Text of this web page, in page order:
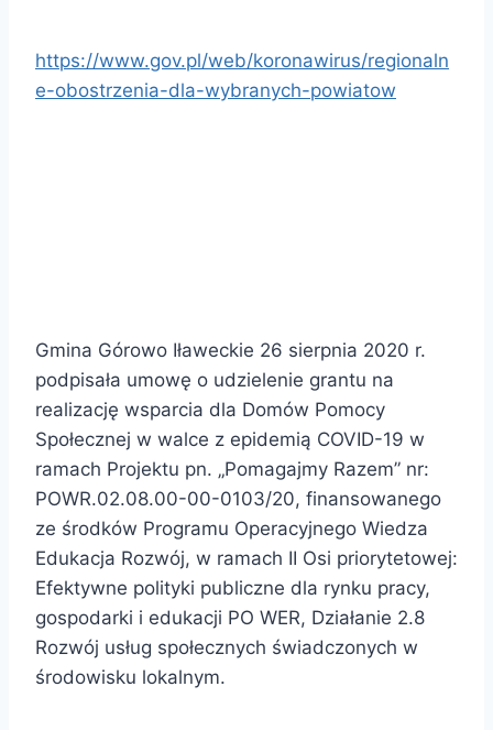
https://www.gov.pl/web/koronawirus/regionaln
e-obostrzenia-dla-wybranych-powiatow
Gmina Górowo Iławeckie 26 sierpnia 2020 r.
podpisała umowę o udzielenie grantu na
realizację wsparcia dla Domów Pomocy
Społecznej w walce z epidemią COVID-19 w
ramach Projektu pn. „Pomagajmy Razem” nr:
POWR.02.08.00-00-0103/20, finansowanego
ze środków Programu Operacyjnego Wiedza
Edukacja Rozwój, w ramach II Osi priorytetowej:
Efektywne polityki publiczne dla rynku pracy,
gospodarki i edukacji PO WER, Działanie 2.8
Rozwój usług społecznych świadczonych w
środowisku lokalnym.